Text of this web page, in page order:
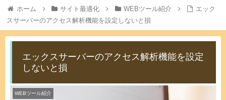
ホーム サイト最適化 WEBツール紹介
エック
スサーバーのアクセス解析機能を設定しないと損
エックスサーバーのアクセス解析機能を設定
しないと損
WEBツール紹介